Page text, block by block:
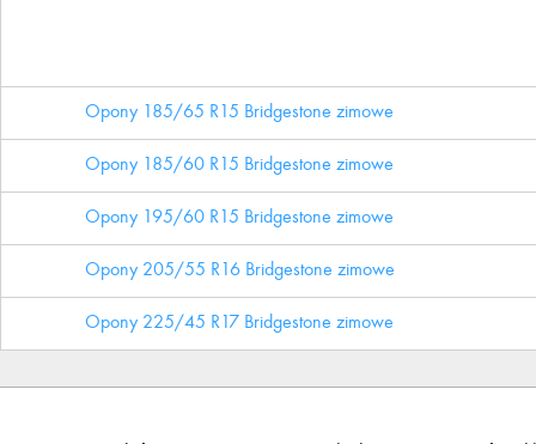
Opony 185/65 R15 Bridgestone zimowe
Opony 185/60 R15 Bridgestone zimowe
Opony 195/60 R15 Bridgestone zimowe
Opony 205/55 R16 Bridgestone zimowe
Opony 225/45 R17 Bridgestone zimowe